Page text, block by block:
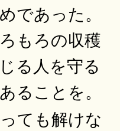
であった。
もろの収穫
る人を守る
ることを。
ても解けな